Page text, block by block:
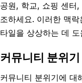
공원, 학교, 쇼핑 센터
조하세요. 이러한 맥
타일을 상상하는 데
커뮤니티 분위기
커뮤니티 분위기에 대